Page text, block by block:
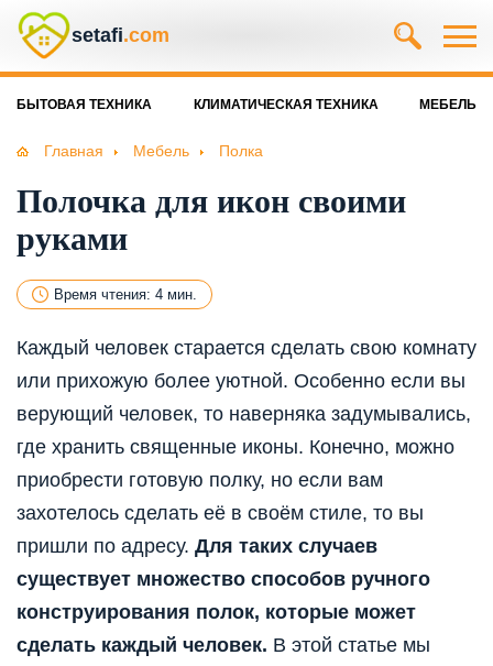
setafi.com
БЫТОВАЯ ТЕХНИКА КЛИМАТИЧЕСКАЯ ТЕХНИКА МЕБЕЛЬ
Главная Мебель Полка
Полочка для икон своими
руками
Время чтения: 4 мин.
Каждый человек старается сделать свою комнату
или прихожую более уютной. Особенно если вы
верующий человек, то наверняка задумывались,
где хранить священные иконы. Конечно, можно
приобрести готовую полку, но если вам
захотелось сделать её в своём стиле, то вы
пришли по адресу. Для таких случаев
существует множество способов ручного
конструирования полок, которые может
сделать каждый человек. В этой статье мы